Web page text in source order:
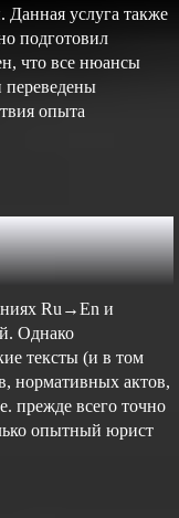
Данная услуга также
подготовил
что все нюансы
переведены
опыта
Ru→En и
Однако
тексты (и в том
нормативных актов,
прежде всего точно
опытный юрист